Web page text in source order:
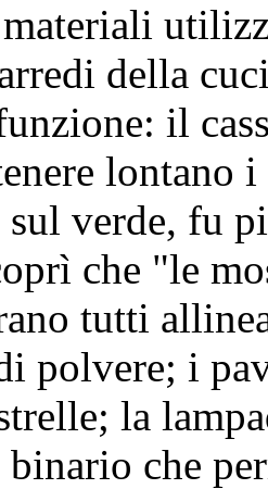
della
il
lontano
verde, fu
che "le
tutti
polvere; i
la
binario che